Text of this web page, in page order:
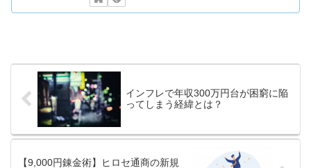
インフレで年収300万円台が困窮に陥
ってしまう経緯とは？
【9,000円錬金術】ヒロセ通商の新規